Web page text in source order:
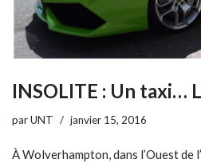
INSOLITE : Un taxi…
parUNT janvier 15, 2016
À Wolverhampton, dans l’Ouest de